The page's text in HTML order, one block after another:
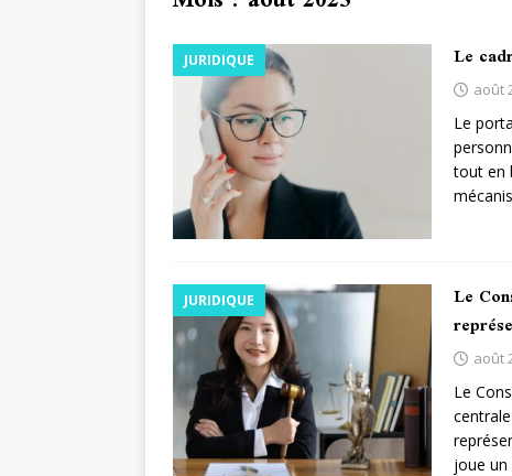
JURIDIQUE Le
août
Le
tout en
JURIDIQUE Le
août
Le
joue un